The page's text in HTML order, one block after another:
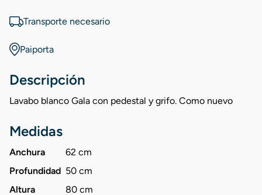
Transporte necesario
Paiporta
Descripción
Lavabo blanco Gala con pedestal y grifo. Como nuevo
Medidas
Anchura
62 cm
Profundidad 50 cm
Altura
80 cm